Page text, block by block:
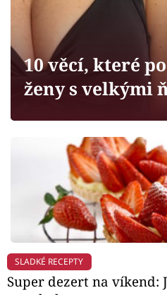
Sledujte prima+
Filmový festival
Mámy sobě
Přihlášení
Sledujte nás
10 věcí, které
ženy s velkými
SLADKÉ RECEPTY
Super dezert na víkend: